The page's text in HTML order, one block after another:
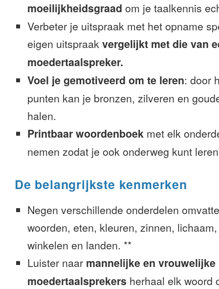
moeilijkheidsgraad om je taalkennis
Verbeter je uitspraak met het opname
eigen uitspraak vergelijkt met die van
moedertaalspreker.
Voel je gemotiveerd om te leren: door
punten kan je bronzen, zilveren en
halen.
Printbaar woordenboek met elk
nemen zodat je ook onderweg kunt
De belangrijkste kenmerken
Negen verschillende onderdelen
woorden, eten, kleuren, zinnen,
winkelen en landen. **
Luister naar mannelijke en vrouwelijke
moedertaalsprekers herhaal elk woord